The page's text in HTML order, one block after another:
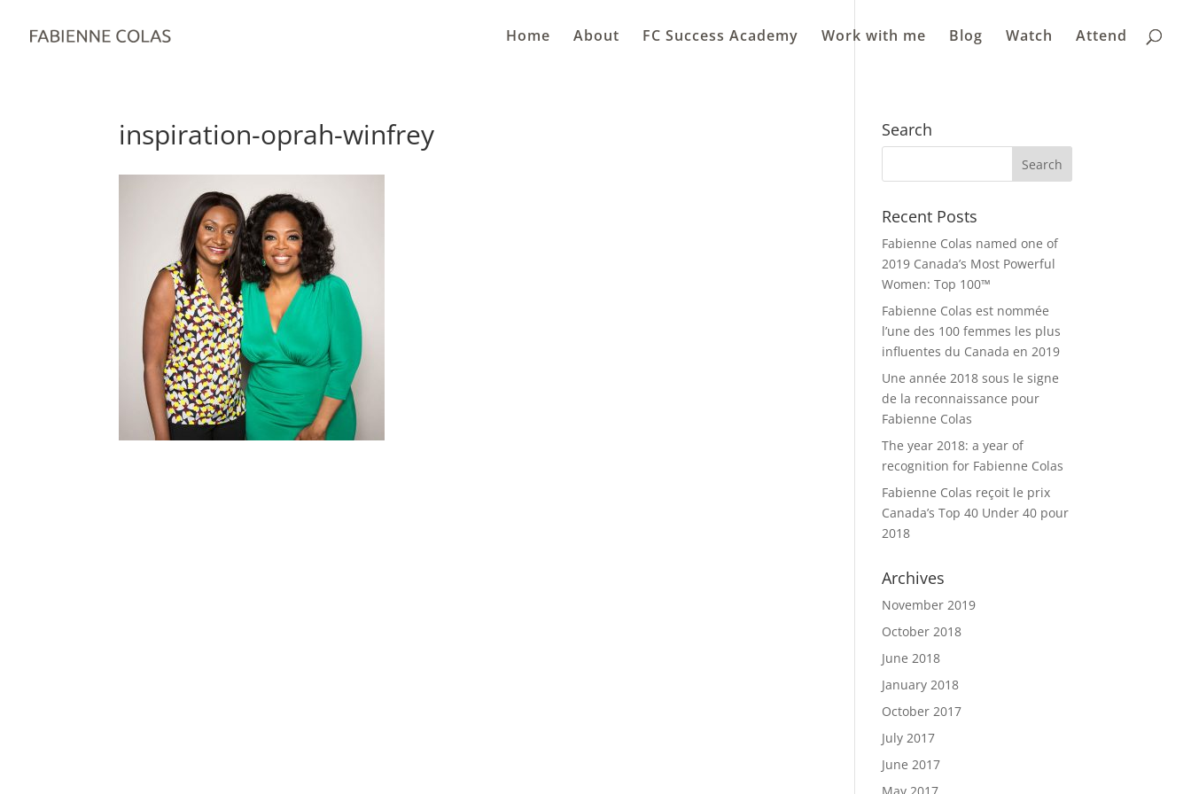
Home About FC Success Academy Work with me Blog Watch Attend
inspiration-oprah-winfrey Search
Recent Posts
Fabienne Colas named one of
2019 Canada’s Most Powerful
Women: Top 100™
Fabienne Colas est nommée
l’une des 100 femmes les plus
influentes du Canada en 2019
Une année 2018 sous le signe
de la reconnaissance pour
Fabienne Colas
The year 2018: a year of
recognition for Fabienne Colas
Fabienne Colas reçoit le prix
Canada’s Top 40 Under 40 pour
2018
Archives
November 2019
October 2018
June 2018
January 2018
October 2017
July 2017
June 2017